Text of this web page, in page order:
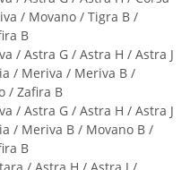
/ Movano / Tigra B /
B
/ Astra G / Astra H / Astra J
/ Meriva / Meriva B /
/ Zafira B
/ Astra G / Astra H / Astra J
/ Meriva B / Movano B /
B